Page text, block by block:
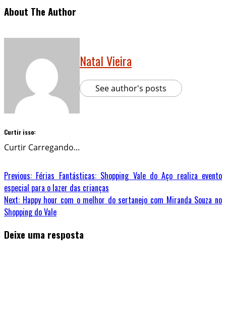
About The Author
Natal Vieira
See author's posts
Curtir isso:
Curtir Carregando...
Previous: Férias Fantásticas: Shopping Vale do Aço realiza evento
especial para o lazer das crianças
Next: Happy hour com o melhor do sertanejo com Miranda Souza no
Shopping do Vale
Deixe uma resposta